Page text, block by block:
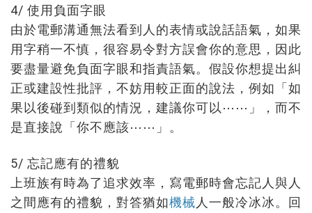
4/ 使用負面字眼
由於電郵溝通無法看到人的表情或說話語氣，如果
用字稍一不慎，很容易令對方誤會你的意思，因此
要盡量避免負面字眼和指責語氣。假設你想提出糾
正或建設性批評，不妨用較正面的說法，例如「如
果以後碰到類似的情況，建議你可以⋯⋯」，而不
是直接說「你不應該⋯⋯」。
5/ 忘記應有的禮貌
上班族有時為了追求效率，寫電郵時會忘記人與人
之間應有的禮貌，對答猶如機械 人一般冷冰冰。回